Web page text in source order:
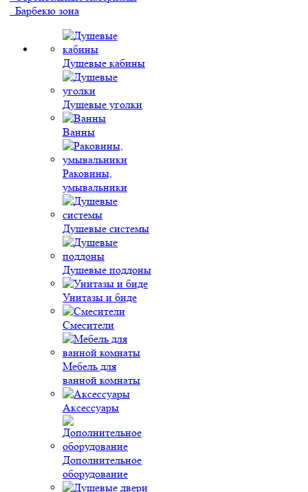
Барбекю зона
Душевые кабины
Душевые уголки
Ванны
Раковины,
умывальники
Душевые системы
Душевые поддоны
Унитазы и биде
Смесители
Мебель для
ванной комнаты
Аксессуары
Дополнительное
оборудование